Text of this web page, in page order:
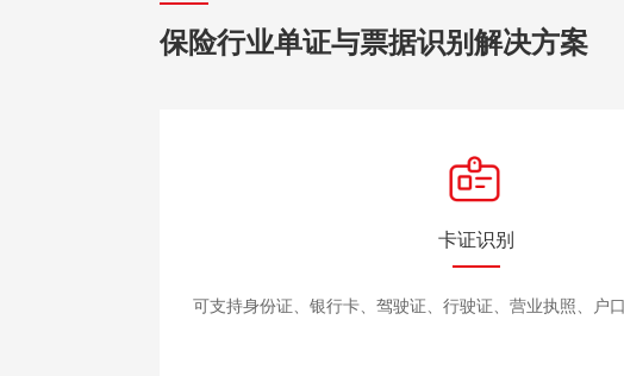
保险行业单证与票据识别解决方案
卡证识别
可支持身份证、银行卡、驾驶证、行驶证、营业执照、户